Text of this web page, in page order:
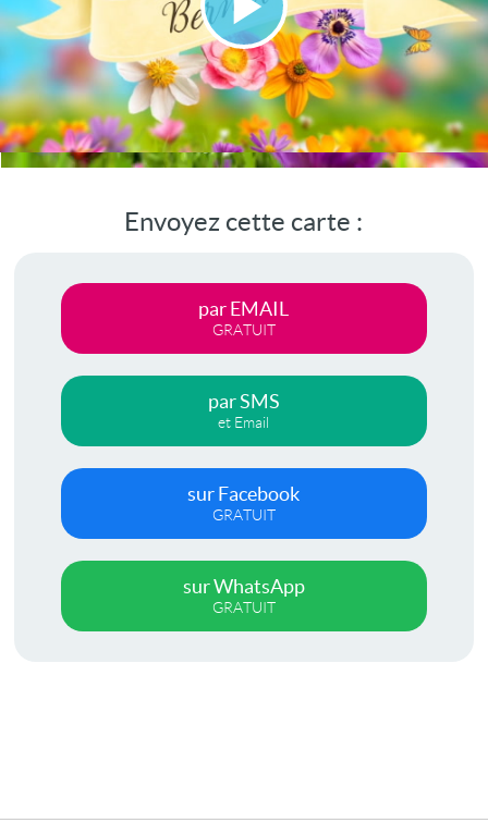
Lire
la
vidéo
Envoyez cette carte :
par EMAIL
GRATUIT
par SMS
et Email
sur Facebook
GRATUIT
sur WhatsApp
GRATUIT